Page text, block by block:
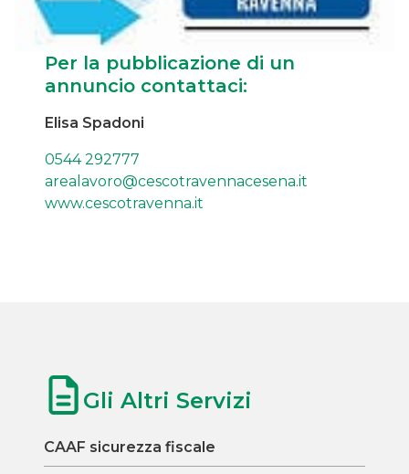
Per la pubblicazione di un
annuncio contattaci:
Elisa Spadoni
0544 292777
arealavoro@cescotravennacesena.it
www.cescotravenna.it
Gli Altri Servizi
CAAF sicurezza fiscale